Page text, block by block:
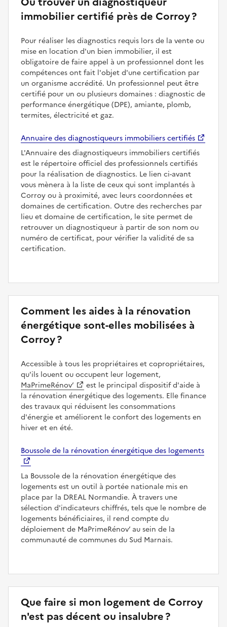
immobilier certifié près de Corroy ?
Pour réaliser les diagnostics requis lors de la vente ou
mise en location d'un bien immobilier, il est
obligatoire de faire appel à un professionnel dont les
compétences ont fait l'objet d'une certification par
un organisme accrédité. Un professionnel peut être
certifié pour un ou plusieurs domaines : diagnostic de
performance énergétique (DPE), amiante, plomb,
termites, électricité et gaz.
Annuaire des diagnostiqueurs immobiliers certifiés
L'Annuaire des diagnostiqueurs immobiliers certifiés
est le répertoire officiel des professionnels certifiés
pour la réalisation de diagnostics. Le lien ci-avant
vous mènera à la liste de ceux qui sont implantés à
Corroy ou à proximité, avec leurs coordonnées et
domaines de certification. Outre des recherches par
lieu et domaine de certification, le site permet de
retrouver un diagnostiqueur à partir de son nom ou
numéro de certificat, pour vérifier la validité de sa
certification.
Comment les aides à la rénovation
énergétique sont-elles mobilisées à
Corroy ?
Accessible à tous les propriétaires et copropriétaires,
qu'ils louent ou occupent leur logement,
MaPrimeRénov’
est le principal dispositif d'aide à
la rénovation énergétique des logements. Elle finance
des travaux qui réduisent les consommations
d'énergie et améliorent le confort des logements en
hiver et en été.
Boussole de la rénovation énergétique des logements
La Boussole de la rénovation énergétique des
logements est un outil à portée nationale mis en
place par la DREAL Normandie. À travers une
sélection d'indicateurs chiffrés, tels que le nombre de
logements bénéficiaires, il rend compte du
déploiement de MaPrimeRénov’ au sein de la
communauté de communes du Sud Marnais.
Que faire si mon logement de Corroy
n'est pas décent ou insalubre ?